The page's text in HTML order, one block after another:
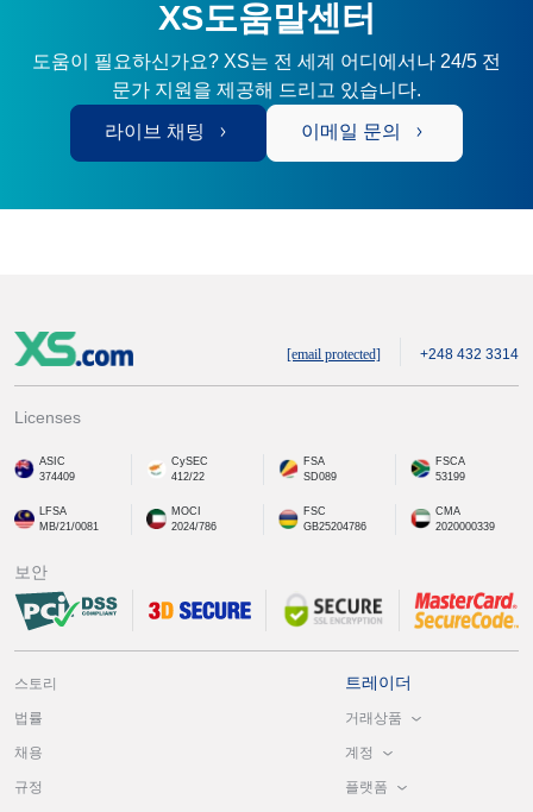
XS도움말센터
도움이 필요하신가요? XS는 전 세계 어디에서나 24/5 전
문가 지원을 제공해 드리고 있습니다.
라이브 채팅 이메일 문의
[email protected] +248 432 3314
Licenses
ASIC
374409
CySEC
412/22
FSA
SD089
FSCA
53199
LFSA
MB/21/0081
MOCI
2024/786
FSC
GB25204786
CMA
2020000339
보안
스토리
법률
채용
규정
트레이더
거래상품
계정
플랫폼